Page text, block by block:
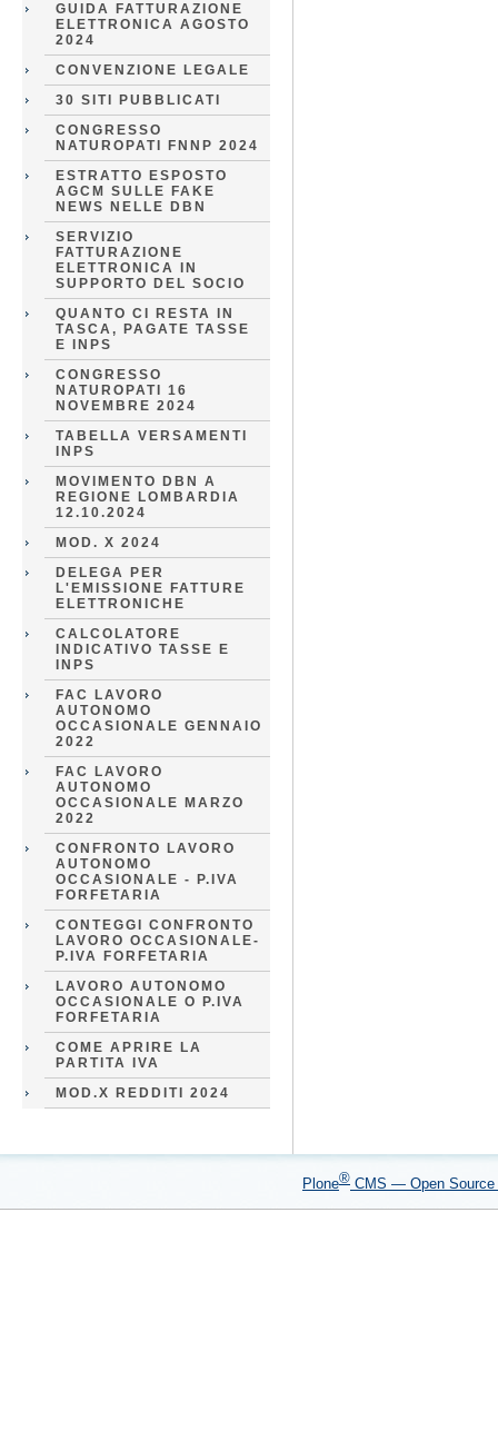
GUIDA FATTURAZIONE
ELETTRONICA AGOSTO
2024
CONVENZIONE LEGALE
30 SITI PUBBLICATI
CONGRESSO
NATUROPATI FNNP 2024
ESTRATTO ESPOSTO
AGCM SULLE FAKE
NEWS NELLE DBN
SERVIZIO
FATTURAZIONE
ELETTRONICA IN
SUPPORTO DEL SOCIO
QUANTO CI RESTA IN
TASCA, PAGATE TASSE
E INPS
CONGRESSO
NATUROPATI 16
NOVEMBRE 2024
TABELLA VERSAMENTI
INPS
MOVIMENTO DBN A
REGIONE LOMBARDIA
12.10.2024
MOD. X 2024
DELEGA PER
L'EMISSIONE FATTURE
ELETTRONICHE
CALCOLATORE
INDICATIVO TASSE E
INPS
FAC LAVORO
AUTONOMO
OCCASIONALE GENNAIO
2022
FAC LAVORO
AUTONOMO
OCCASIONALE MARZO
2022
CONFRONTO LAVORO
AUTONOMO
OCCASIONALE - P.IVA
FORFETARIA
CONTEGGI CONFRONTO
LAVORO OCCASIONALE-
P.IVA FORFETARIA
LAVORO AUTONOMO
OCCASIONALE O P.IVA
FORFETARIA
COME APRIRE LA
PARTITA IVA
MOD.X REDDITI 2024
Plone® CMS — Open Source